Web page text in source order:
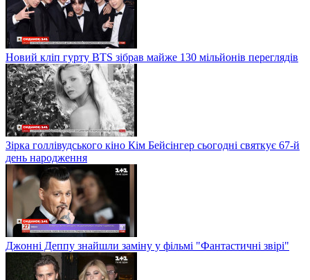
Новий кліп гурту BTS зібрав майже 130 мільйонів переглядів
Зірка голлівудського кіно Кім Бейсінгер сьогодні святкує 67-й
день народження
Джонні Деппу знайшли заміну у фільмі "Фантастичні звірі"